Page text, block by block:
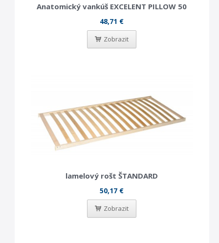
Anatomický vankúš EXCELENT PILLOW 50
48,71 €
Zobrazit
lamelový rošt ŠTANDARD
50,17 €
Zobrazit